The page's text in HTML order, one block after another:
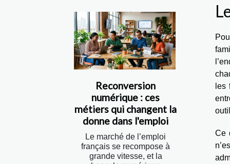
Reconversion
numérique : ces
métiers qui changent la
donne dans l'emploi
Le marché de l’emploi
français se recompose à
grande vitesse, et la
les
Ce